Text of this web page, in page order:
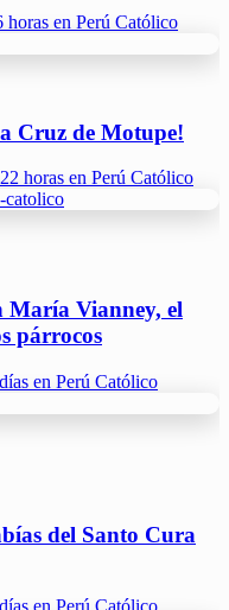
horas en Perú Católico
Cruz de Motupe!
horas en Perú Católico
María Vianney, el
párrocos
en Perú Católico
del Santo Cura